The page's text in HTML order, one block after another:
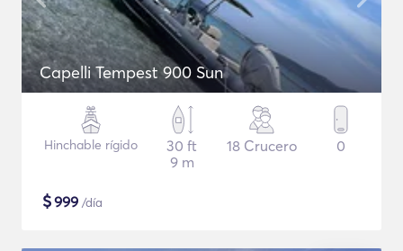
Capelli Tempest 900 Sun
Hinchable rígido
30 ft
9 m
18 Crucero 0
$999 /día